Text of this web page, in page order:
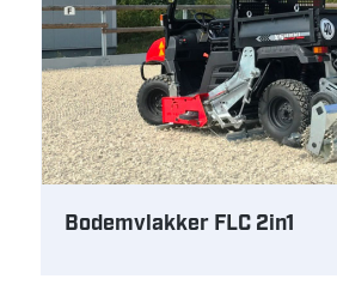
Bodemvlakker FLC 2in1